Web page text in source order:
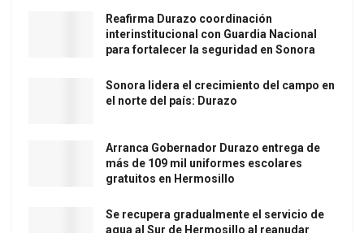
Reafirma Durazo coordinación
interinstitucional con Guardia Nacional
para fortalecer la seguridad en Sonora
Sonora lidera el crecimiento del campo en
el norte del país: Durazo
Arranca Gobernador Durazo entrega de
más de 109 mil uniformes escolares
gratuitos en Hermosillo
Se recupera gradualmente el servicio de
agua al Sur de Hermosillo al reanudar